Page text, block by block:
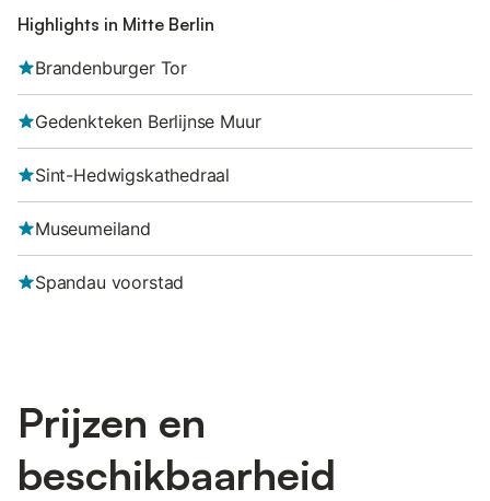
Highlights in Mitte Berlin
Brandenburger Tor
Gedenkteken Berlijnse Muur
Sint-Hedwigskathedraal
Museumeiland
Spandau voorstad
Prijzen en
beschikbaarheid